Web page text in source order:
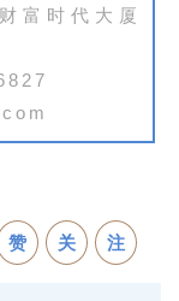
富时代大厦
赞 关 注